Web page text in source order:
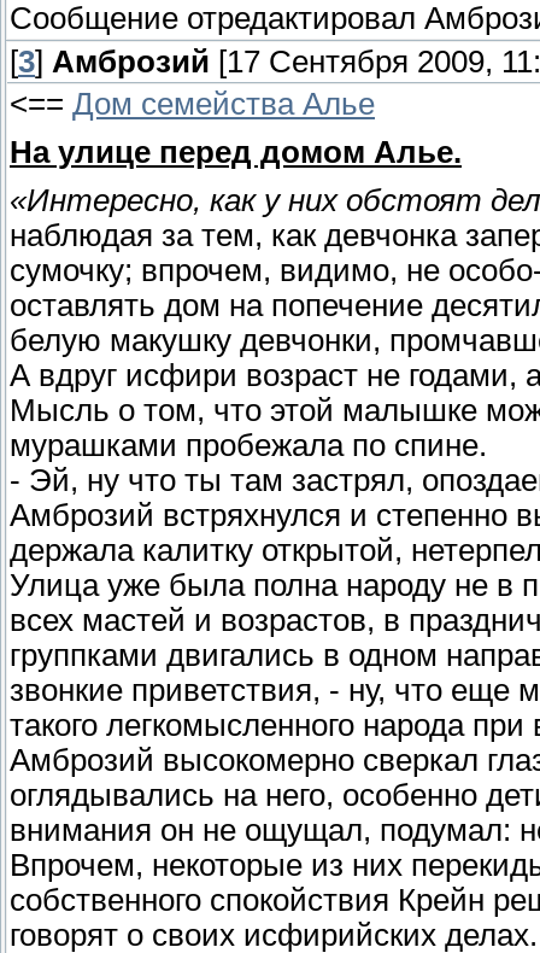
Сообщение отредактировал
[3] Амброзий [17 Сентября 2009,
<== Дом семейства Алье
На улице перед домом Алье.
«Интересно, как у них обстоят
наблюдая за тем, как девчонка
сумочку; впрочем, видимо, не
оставлять дом на попечение
белую макушку девчонки,
А вдруг исфири возраст не годами,
Мысль о том, что этой малышке
мурашками пробежала по спине.
- Эй, ну что ты там застрял,
Амброзий встряхнулся и
держала калитку открытой,
Улица уже была полна народу не
всех мастей и возрастов, в
группками двигались в одном
звонкие приветствия, - ну, что еще
такого легкомысленного народа
Амброзий высокомерно сверкал
оглядывались на него, особенно
внимания он не ощущал, подумал:
Впрочем, некоторые из них
собственного спокойствия Крейн
говорят о своих исфирийских делах.